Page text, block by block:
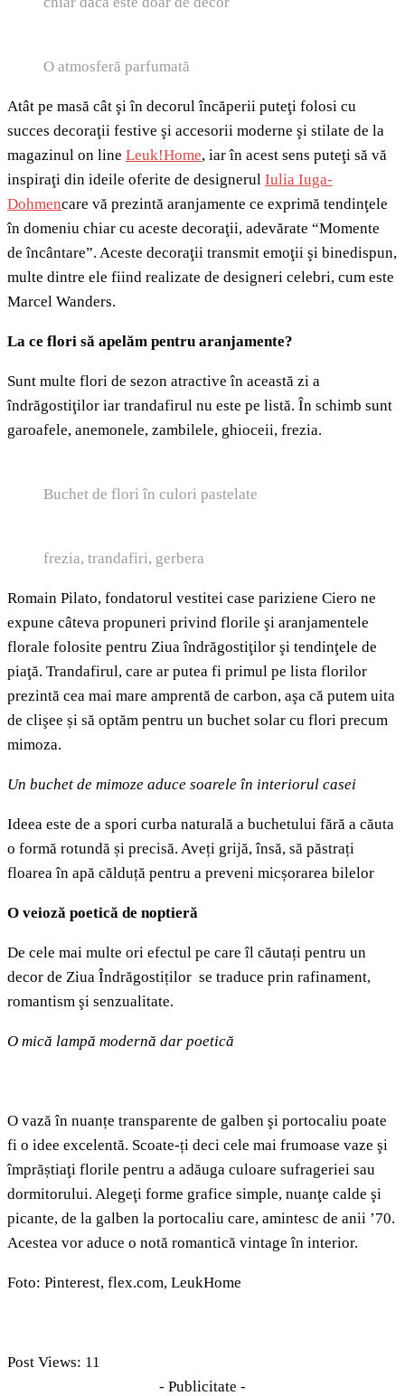
O atmosferă parfumată
Atât pe masă cât şi în decorul încăperii puteţi folosi cu
succes decoraţii festive şi accesorii moderne şi stilate de la
magazinul on line Leuk!Home, iar în acest sens puteţi să vă
inspiraţi din ideile oferite de designerul Iulia Iuga-
Dohmencare vă prezintă aranjamente ce exprimă tendinţele
în domeniu chiar cu aceste decoraţii, adevărate “Momente
de încântare”. Aceste decoraţii transmit emoţii şi binedispun,
multe dintre ele fiind realizate de designeri celebri, cum este
Marcel Wanders.
La ce flori să apelăm pentru aranjamente?
Sunt multe flori de sezon atractive în această zi a
îndrăgostiţilor iar trandafirul nu este pe listă. În schimb sunt
garoafele, anemonele, zambilele, ghioceii, frezia.
Buchet de flori în culori pastelate
frezia, trandafiri, gerbera
Romain Pilato, fondatorul vestitei case pariziene Ciero ne
expune câteva propuneri privind florile şi aranjamentele
florale folosite pentru Ziua îndrăgostiţilor şi tendinţele de
piaţă. Trandafirul, care ar putea fi primul pe lista florilor
prezintă cea mai mare amprentă de carbon, aşa că putem uita
de clişee și să optăm pentru un buchet solar cu flori precum
mimoza.
Un buchet de mimoze aduce soarele în interiorul casei
Ideea este de a spori curba naturală a buchetului fără a căuta
o formă rotundă și precisă. Aveți grijă, însă, să păstrați
floarea în apă călduță pentru a preveni micșorarea bilelor
O veioză poetică de noptieră
De cele mai multe ori efectul pe care îl căutați pentru un
decor de Ziua Îndrăgostiților se traduce prin rafinament,
romantism şi senzualitate.
O mică lampă modernă dar poetică
O vază în nuanțe transparente de galben şi portocaliu poate
fi o idee excelentă. Scoate-ți deci cele mai frumoase vaze şi
împrăștiaţi florile pentru a adăuga culoare sufrageriei sau
dormitorului. Alegeţi forme grafice simple, nuanţe calde şi
picante, de la galben la portocaliu care, amintesc de anii ’70.
Acestea vor aduce o notă romantică vintage în interior.
Foto: Pinterest, flex.com, LeukHome
Post Views: 11
- Publicitate -